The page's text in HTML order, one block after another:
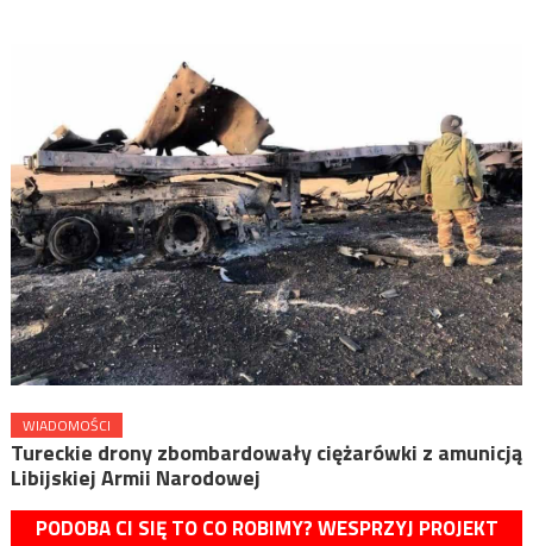
WIADOMOŚCI
Tureckie drony zbombardowały ciężarówki z amunicją
Libijskiej Armii Narodowej
PODOBA CI SIĘ TO CO ROBIMY? WESPRZYJ PROJEKT